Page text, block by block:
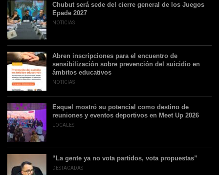
Chubut será sede del cierre general de los Juegos
Epade 2027
NOTICIAS
Abren inscripciones para el encuentro de
sensibilización sobre prevención del suicidio en
ámbitos educativos
NOTICIAS
Esquel mostró su potencial como destino de
reuniones y eventos deportivos en Meet Up 2026
LOCALES
“La gente ya no vota partidos, vota propuestas”
DESTACADAS